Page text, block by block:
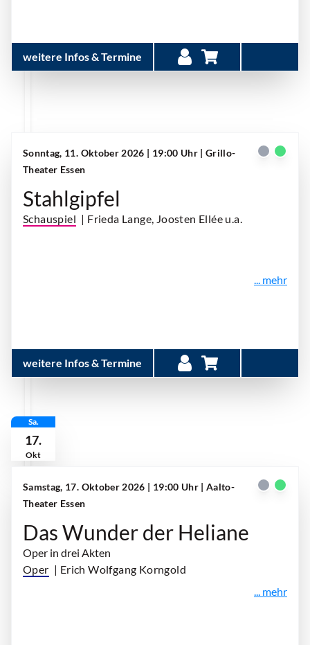
weitere Infos & Termine
Sonntag, 11. Oktober 2026 | 19:00 Uhr | Grillo-
Theater Essen
Stahlgipfel
Schauspiel | Frieda Lange, Joosten Ellée u.a.
... mehr
weitere Infos & Termine
Sa.
17.
Okt
Samstag, 17. Oktober 2026 | 19:00 Uhr | Aalto-
Theater Essen
Das Wunder der Heliane
Oper in drei Akten
Oper | Erich Wolfgang Korngold
... mehr